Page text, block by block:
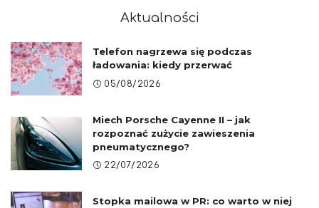
Aktualności
Telefon nagrzewa się podczas
ładowania: kiedy przerwać
05/08/2026
Miech Porsche Cayenne II – jak
rozpoznać zużycie zawieszenia
pneumatycznego?
22/07/2026
Stopka mailowa w PR: co warto w niej